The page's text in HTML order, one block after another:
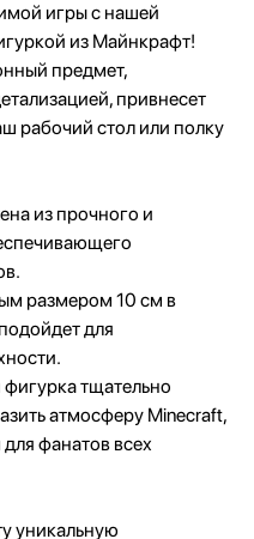
игры с нашей
из Майнкрафт!
предмет,
привнесет
рабочий стол или полку
из прочного и
размером 10 см в
для
тщательно
атмосферу Minecraft,
фанатов всех
уникальную